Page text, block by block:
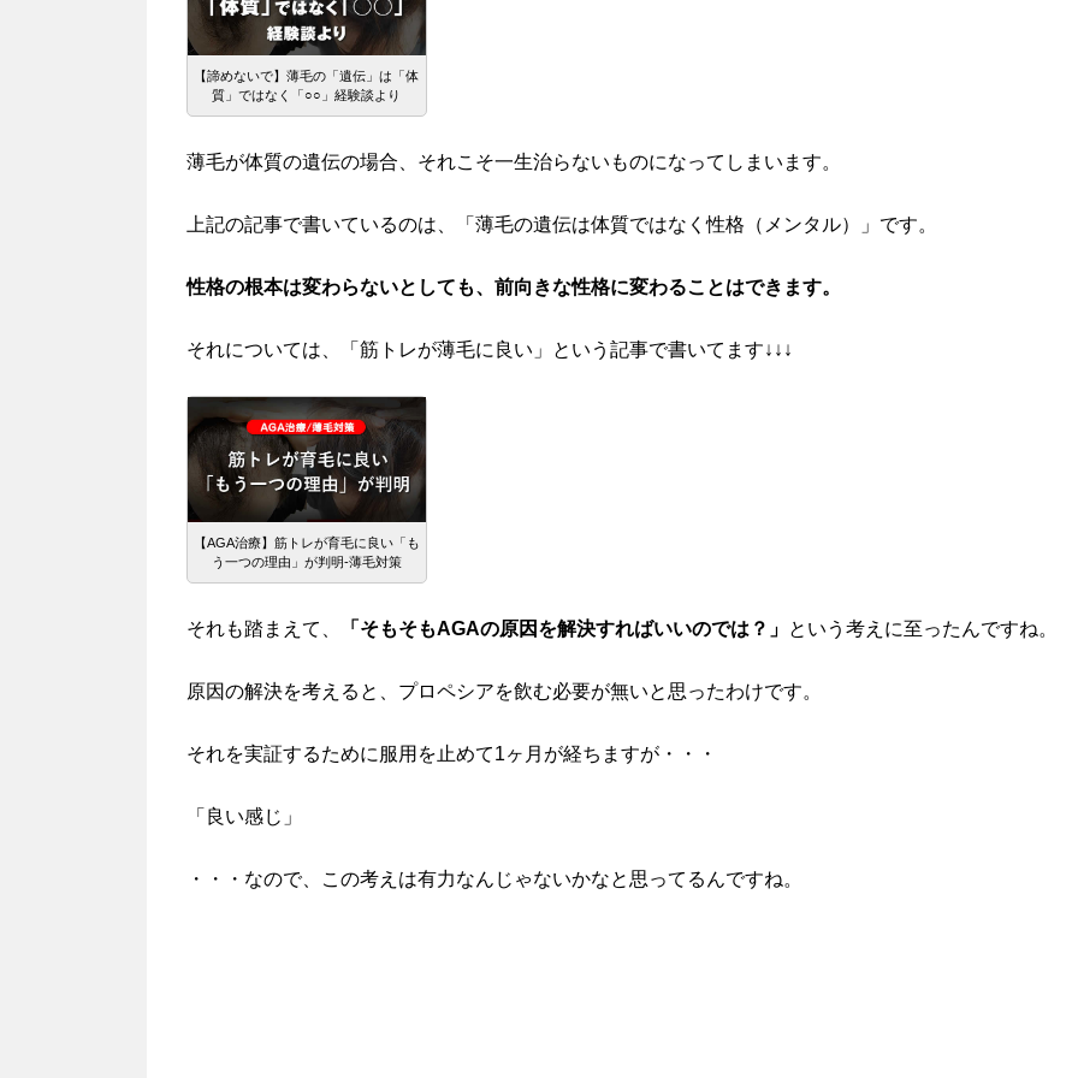
【諦めないで】薄毛の「遺伝」は「体
質」ではなく「○○」経験談より
薄毛が体質の遺伝の場合、それこそ一生治らないものになってしまいます。
上記の記事で書いているのは、「薄毛の遺伝は体質ではなく性格（メンタル）」です。
性格の根本は変わらないとしても、前向きな性格に変わることはできます。
それについては、「筋トレが薄毛に良い」という記事で書いてます↓↓↓
【AGA治療】筋トレが育毛に良い「も
う一つの理由」が判明-薄毛対策
それも踏まえて、 「そもそもAGAの原因を解決すればいいのでは？」 という考えに至ったんですね。
原因の解決を考えると、プロペシアを飲む必要が無いと思ったわけです。
それを実証するために服用を止めて1ヶ月が経ちますが・・・
「良い感じ」
・・・なので、この考えは有力なんじゃないかなと思ってるんですね。